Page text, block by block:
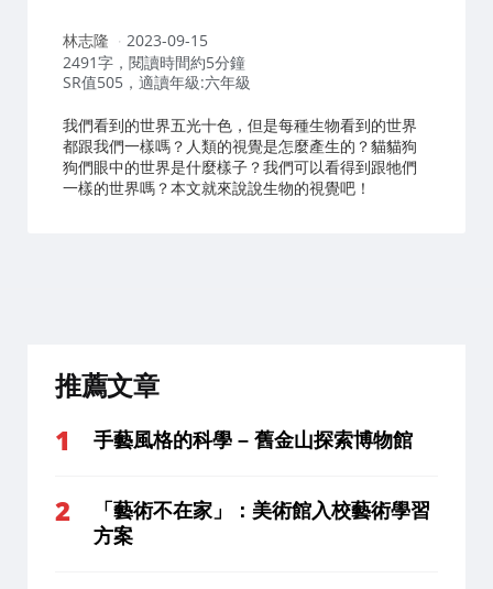
作
者：
林志隆
2023-09-15
2491字，閱讀時間約5分鐘
SR值505，適讀年級:六年級
我們看到的世界五光十色，但是每種生物看到的世界
都跟我們一樣嗎？人類的視覺是怎麼產生的？貓貓狗
狗們眼中的世界是什麼樣子？我們可以看得到跟牠們
一樣的世界嗎？本文就來說說生物的視覺吧！
推薦文章
手藝風格的科學 – 舊金山探索博物館
「藝術不在家」：美術館入校藝術學習
方案